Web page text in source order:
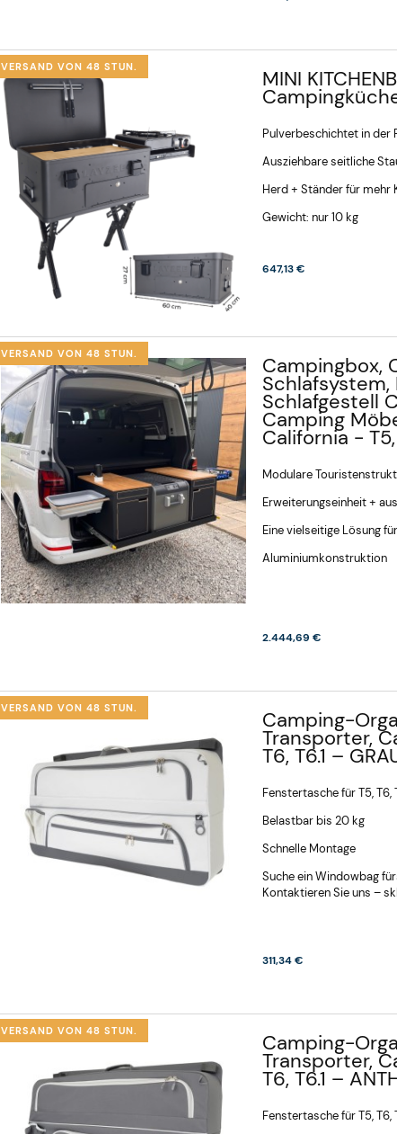
MINI
Pulverbeschichtet in der
Ausziehbare seitliche
Herd + Ständer für mehr
Gewicht: nur 10 kg
647,13 €
VERSAND VON 48 STUN.
Campingbox,
Schlafgestell
Camping
California - T5,
Modulare
Erweiterungseinheit +
Eine vielseitige Lösung
Aluminiumkonstruktion
2.444,69 €
VERSAND VON 48 STUN.
Camping-
Transporter,
T6, T6.1 –
Fenstertasche für T5,
Belastbar bis 20 kg
Schnelle Montage
Suche ein Windowbag
Kontaktieren Sie uns –
311,34 €
VERSAND VON 48 STUN.
Camping-
Transporter,
T6, T6.1 –
Fenstertasche für T5,
VERSAND VON 48 STUN.